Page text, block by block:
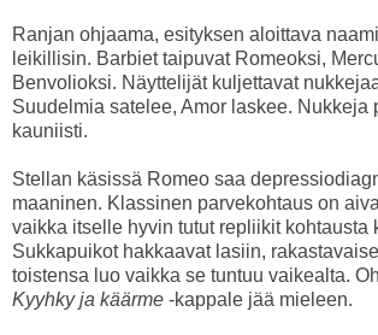
Ranjan ohjaama, esityksen aloittava
leikillisin. Barbiet taipuvat Romeoksi,
Benvolioksi. Näyttelijät kuljettavat
Suudelmia satelee, Amor laskee. Nukkeja
kauniisti.
Stellan käsissä Romeo saa
maaninen. Klassinen parvekohtaus on
vaikka itselle hyvin tutut repliikit kohtausta
Sukkapuikot hakkaavat lasiin,
toistensa luo vaikka se tuntuu vaikealta.
Kyyhky ja käärme -kappale jää mieleen.